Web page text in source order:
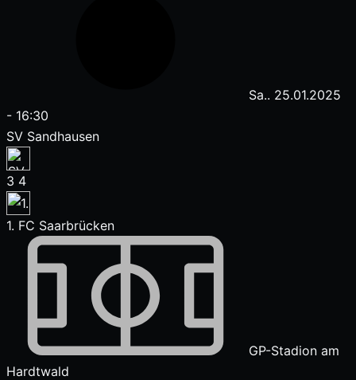
Sa.. 25.01.2025
- 16:30
SV Sandhausen
3 4
1. FC Saarbrücken
GP-Stadion am
Hardtwald